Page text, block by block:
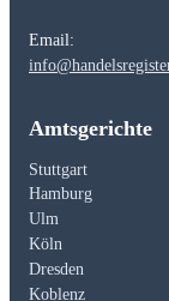
Email:
Amtsgerichte
Stuttgart
Hamburg
Ulm
Köln
Dresden
Koblenz